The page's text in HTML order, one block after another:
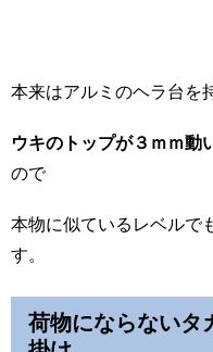
本来はアルミのヘラ台を
ウキのトップが３ｍｍ動
ので
本物に似ているレベルで
す。
荷物にならないタ